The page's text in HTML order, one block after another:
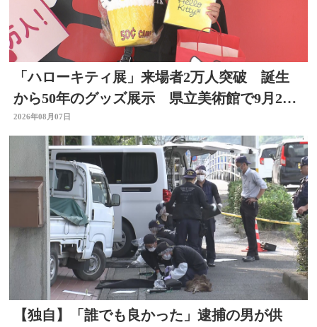
「ハローキティ展」来場者2万人突破 誕生
から50年のグッズ展示 県立美術館で9月23
日まで
2026年08月07日
【独自】「誰でも良かった」逮捕の男が供